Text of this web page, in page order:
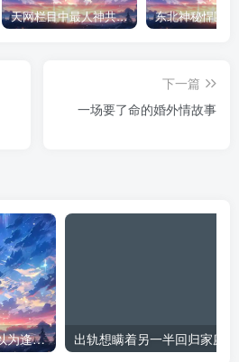
天网栏目中最人神共愤的一期《消失的夫妻》
下一篇
一场要了命的婚外情故事
54岁女人出轨自述：本以为逢场作戏